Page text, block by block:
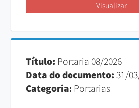
Visualizar
Título: Portaria 08/2026
Data do documento:31/
Categoria: Portarias